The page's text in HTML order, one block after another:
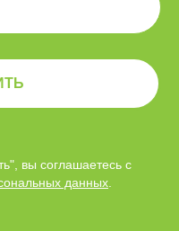
вы соглашаетесь c
данных